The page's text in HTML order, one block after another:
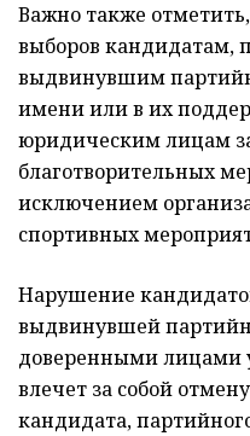
Важно также
выборов кандидатам,
выдвинувшим
имени или в их
юридическим лицам
благотворительных
исключением
спортивных
Нарушение
выдвинувшей
доверенными лицами
влечет за собой
кандидата,